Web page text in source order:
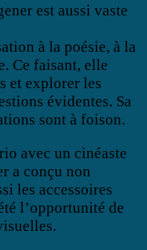
est aussi vaste
à la poésie, à la
Ce faisant, elle
et explorer les
évidentes. Sa
sont à foison.
avec un cinéaste
a conçu non
les accessoires
l’opportunité de